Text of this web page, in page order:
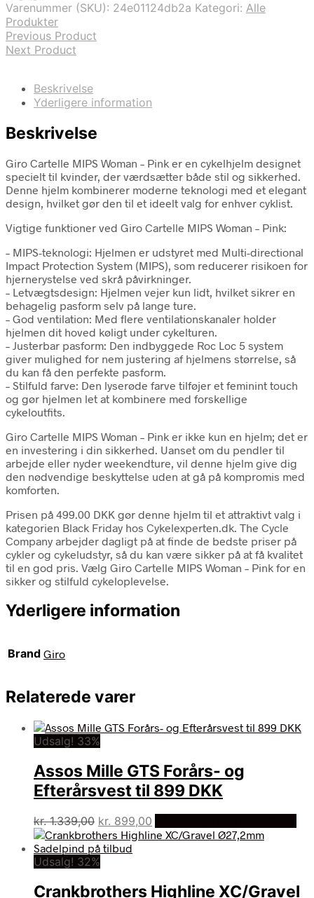
Varenummer (SKU): 24e01124db2a Kategori: Alle
Produkter
Previous Product
Next Product
Beskrivelse
Yderligere information
Beskrivelse
Giro Cartelle MIPS Woman – Pink er en cykelhjelm designet
specielt til kvinder, der værdsætter både stil og sikkerhed.
Denne hjelm kombinerer moderne teknologi med et elegant
design, hvilket gør den til et ideelt valg for enhver cyklist.
Vigtige funktioner ved Giro Cartelle MIPS Woman – Pink:
– MIPS-teknologi: Hjelmen er udstyret med Multi-directional
Impact Protection System (MIPS), som reducerer risikoen for
hjernerystelse ved skrå påvirkninger.
– Letvægtsdesign: Hjelmen vejer kun lidt, hvilket sikrer en
behagelig pasform selv på lange ture.
– God ventilation: Med flere ventilationskanaler holder
hjelmen dit hoved køligt under cykelturen.
– Justerbar pasform: Den indbyggede Roc Loc 5 system
giver mulighed for nem justering af hjelmens størrelse, så
du kan få den perfekte pasform.
– Stilfuld farve: Den lyserøde farve tilføjer et feminint touch
og gør hjelmen let at kombinere med forskellige
cykeloutfits.
Giro Cartelle MIPS Woman – Pink er ikke kun en hjelm; det er
en investering i din sikkerhed. Uanset om du pendler til
arbejde eller nyder weekendture, vil denne hjelm give dig
den nødvendige beskyttelse uden at gå på kompromis med
komforten.
Prisen på 499.00 DKK gør denne hjelm til et attraktivt valg i
kategorien Black Friday hos Cykelexperten.dk. The Cycle
Company arbejder dagligt på at finde de bedste priser på
cykler og cykeludstyr, så du kan være sikker på at få kvalitet
til en god pris. Vælg Giro Cartelle MIPS Woman – Pink for en
sikker og stilfuld cykeloplevelse.
Yderligere information
Brand Giro
Relaterede varer
Udsalg! 33%
Assos Mille GTS Forårs- og
Efterårsvest til 899 DKK
kr.1.339,00 Den
oprindelige
pris
var:
kr. 899,00
aktuelle
Udsalg! 32%
Crankbrothers Highline XC/Gravel